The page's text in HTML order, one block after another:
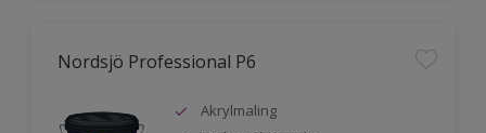
Nordsjö Professional P6
Akrylmaling